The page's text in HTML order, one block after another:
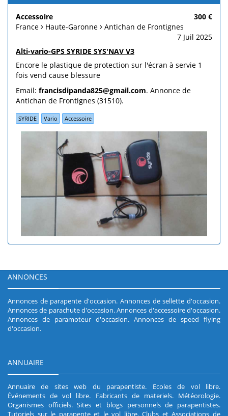
Accessoire
300 €
France
Haute-Garonne
Antichan de Frontignes
7 Juil 2025
Alti-vario-GPS SYRIDE SYS'NAV V3
Encore le plastique de protection sur l'écran à servie 1
fois vend cause blessure
Email: francisdipanda825@gmail.com. Annonce de
Antichan de Frontignes (31510).
SYRIDE Vario Accessoire
ANNONCES
Annonces de parapente d'occasion. Annonces de sellette d'occasion.
Annonces de parachute d'occasion.Annonces d'accessoire d'occasion.
Annonces de paramoteur d'occasion. Annonces de speed flying
d'occasion.
ANNUAIRE
Annuaire de sites web du parapentiste. Ecoles de vol libre.
Événements de vol libre. Fabricants de materiels. Météorologie.
Organismes officiels.Sites et blogs personnels de parapentistes.
Tutoriels sur le parapente et le vol libre.Clubs et Associations de